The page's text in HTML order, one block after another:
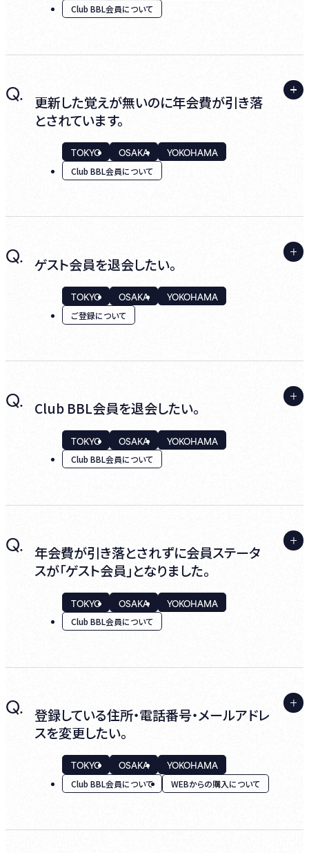
TOPの『Login』より、『新規登録』からお進みく
される方の『初めてClub BBL会員登録する』
よりお手続きください。
● ゲスト会員、HH cross IDのどちらのアカ
端末の設定状況等のご確認もお願いいたしま
す。
Club BBL会員について
ご登録住所に誤りがある可能性がございま
す。
ログインし、マイページ内の『ご登録情報変
更』よりご確認ください。
Q.
更新した覚えが無いのに年会費が引き落
とされています。
TOKYO OSAKA YOKOHAMA
Club BBL会員について
Club BBL会員資格は自動更新されますので、
退会手続きをいただかない限りは自動更新と
なります。
退会をご希望の場合は、契約更新月の2ヶ月
Q. ゲスト会員を退会したい。
TOKYO OSAKA YOKOHAMA
ご登録について
ログインし、マイページ内『退会について』より
お手続きください。
なお、購入されたお申し込みが残っている状
態ではお手続きいただけませんので、あらか
Q. Club BBL会員を退会したい。
TOKYO OSAKA YOKOHAMA
Club BBL会員について
A.
退会をご希望の場合は、利用規約に基づき入
会月(契約更新月)の2か月前までにお手続き
が必要です。
ログインし、マイページ内『退会について』から
お手続きください。
局(clubbbl@billboard-live.com)より
件名：【〈Club BBL会員〉退会受付が完了しま
した】(自動送信)という確認メールが配信され
ます。
メールが届いていない場合は退会手続きが
完了しておりませんのでご注意ください。》
Q.
年会費が引き落とされずに会員ステータ
スが「ゲスト会員」となりました。
TOKYO OSAKA YOKOHAMA
Club BBL会員について
A.
● 再度Club BBL会員を継続希望いただく場
合
ゲスト会員からClub BBL会員へ切り替えを行
いますので、ログインしマイページ内の「Club
BBL会員入会募集中」よりお手続きをお願い
Q.
登録している住所・電話番号・メールアドレ
スを変更したい。
TOKYO OSAKA YOKOHAMA
Club BBL会員について WEBからの購入について